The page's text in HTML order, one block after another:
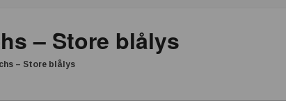
– Store blålys
– Store blålys